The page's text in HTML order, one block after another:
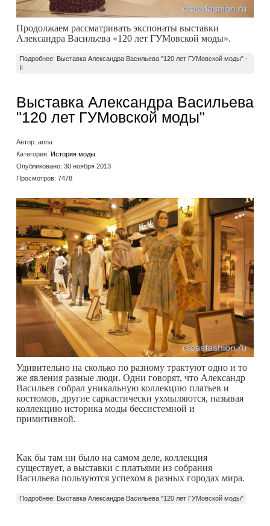
Продолжаем рассматривать экспонаты выставки
Александра Васильева «120 лет ГУМовской моды».
Подробнее: Выставка Александра Васильева "120 лет ГУМовской моды" -
Выставка Александра Васильева
"120 лет ГУМовской моды"
Автор: anna
Категория: История моды
Опубликовано: 30 ноября 2013
Просмотров: 7478
Удивительно на сколько по разному трактуют одно и то
же явления разные люди. Одни говорят, что Александр
Васильев собрал уникальную коллекцию платьев и
костюмов, другие саркастически ухмыляются, называя
коллекцию историка моды бессистемной и
примитивной.
Как бы там ни было на самом деле, коллекция
существует, а выставки с платьями из собрания
Васильева пользуются успехом в разных городах мира.
Подробнее: Выставка Александра Васильева "120 лет ГУМовской моды"